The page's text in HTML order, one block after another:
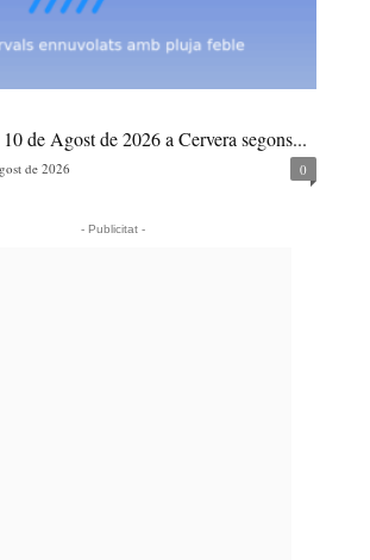
de Agost de 2026 a Cervera segons...
de 2026 0
- Publicitat -